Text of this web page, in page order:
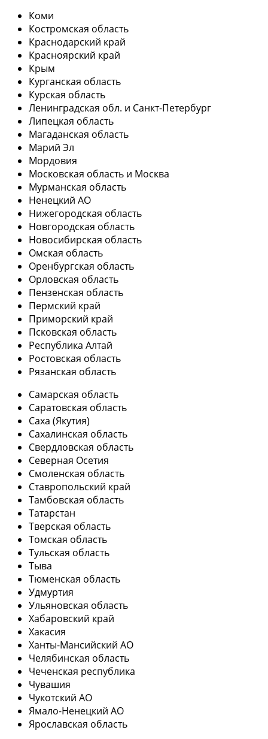
Коми
Костромская область
Краснодарский край
Красноярский край
Крым
Курганская область
Курская область
Ленинградская обл. и Санкт-Петербург
Липецкая область
Магаданская область
Марий Эл
Мордовия
Московская область и Москва
Мурманская область
Ненецкий АО
Нижегородская область
Новгородская область
Новосибирская область
Омская область
Оренбургская область
Орловская область
Пензенская область
Пермский край
Приморский край
Псковская область
Республика Алтай
Ростовская область
Рязанская область
Самарская область
Саратовская область
Саха (Якутия)
Сахалинская область
Свердловская область
Северная Осетия
Смоленская область
Ставропольский край
Тамбовская область
Татарстан
Тверская область
Томская область
Тульская область
Тыва
Тюменская область
Удмуртия
Ульяновская область
Хабаровский край
Хакасия
Ханты-Мансийский АО
Челябинская область
Чеченская республика
Чувашия
Чукотский АО
Ямало-Ненецкий АО
Ярославская область